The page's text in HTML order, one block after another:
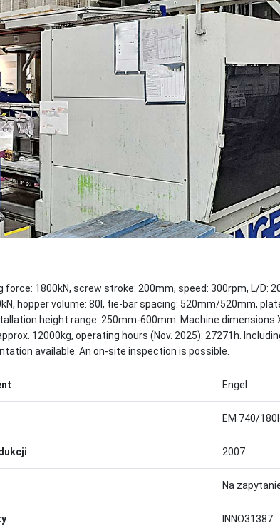
force: 1800kN, screw stroke: 200mm, speed: 300rpm, L/D:
hopper volume: 80l, tie-bar spacing: 520mm/520mm,
height range: 250mm-600mm. Machine
12000kg, operating hours (Nov. 2025): 27271h.
available. An on-site inspection is possible.
Engel
EM 740/
2007
Na
INNO31387